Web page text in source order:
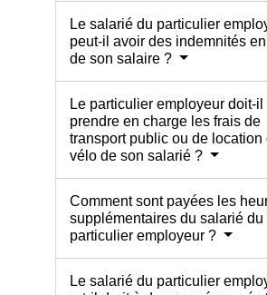
Le salarié du particulier
peut-il avoir des indemnités
de son salaire ?
Le particulier employeur doit-il
prendre en charge les frais de
transport public ou de location
vélo de son salarié ?
Comment sont payées les
supplémentaires du salarié du
particulier employeur ?
Le salarié du particulier